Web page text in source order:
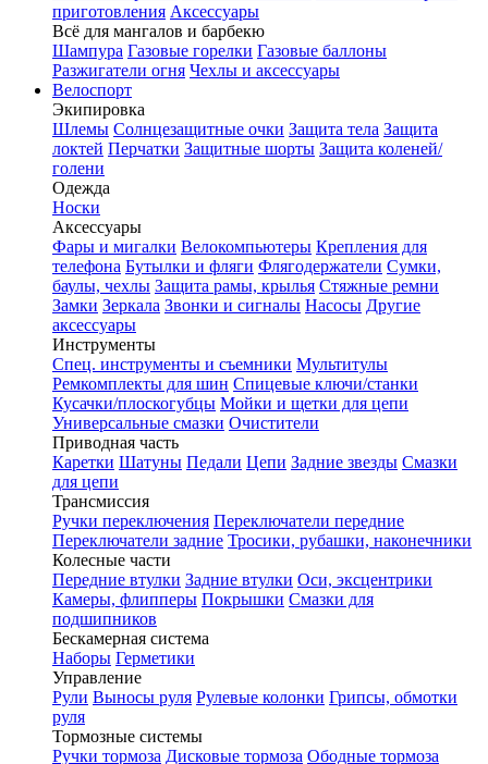
приготовления Аксессуары
Всё для мангалов и барбекю
Шампура Газовые горелки Газовые баллоны
Разжигатели огня Чехлы и аксессуары
Велоспорт
Экипировка
Шлемы Солнцезащитные очки Защита тела Защита
локтей Перчатки Защитные шорты Защита коленей/
голени
Одежда
Носки
Аксессуары
Фары и мигалки Велокомпьютеры Крепления для
телефона Бутылки и фляги Флягодержатели Сумки,
баулы, чехлы Защита рамы, крылья Стяжные ремни
Замки Зеркала Звонки и сигналы Насосы Другие
аксессуары
Инструменты
Спец. инструменты и съемники Мультитулы
Ремкомплекты для шин Спицевые ключи/станки
Кусачки/плоскогубцы Мойки и щетки для цепи
Универсальные смазки Очистители
Приводная часть
Каретки Шатуны Педали Цепи Задние звезды Смазки
для цепи
Трансмиссия
Ручки переключения Переключатели передние
Переключатели задние Тросики, рубашки, наконечники
Колесные части
Передние втулки Задние втулки Оси, эксцентрики
Камеры, флипперы Покрышки Смазки для
подшипников
Бескамерная система
Наборы Герметики
Управление
Рули Выносы руля Рулевые колонки Грипсы, обмотки
руля
Тормозные системы
Ручки тормоза Дисковые тормоза Ободные тормоза